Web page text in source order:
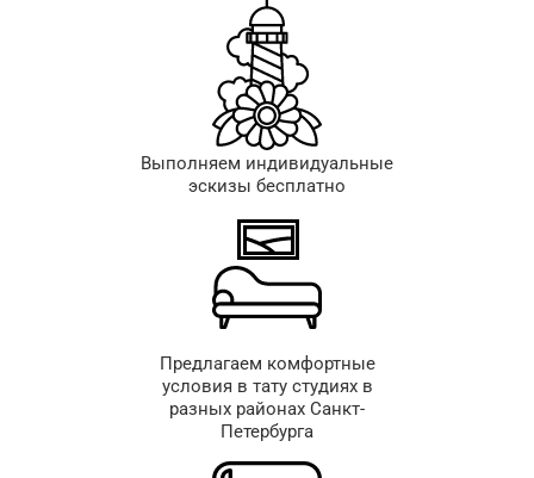
Выполняем индивидуальные
эскизы бесплатно
Предлагаем комфортные
условия в тату студиях в
разных районах Санкт-
Петербурга